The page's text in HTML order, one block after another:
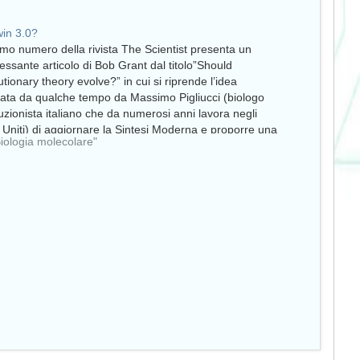
3.0?
numero della rivista The Scientist presenta un
articolo di Bob Grant dal titolo”Should
theory evolve?” in cui si riprende l’idea
da qualche tempo da Massimo Pigliucci (biologo
italiano che da numerosi anni lavora negli
Uniti) di aggiornare la Sintesi Moderna e proporre una
molecolare"